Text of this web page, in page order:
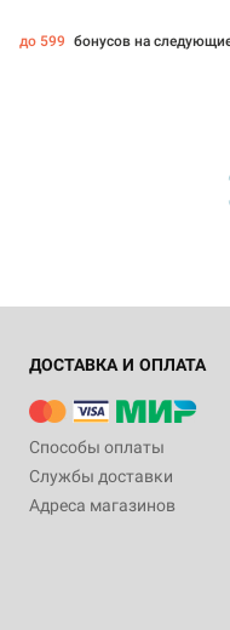
до 599 бонусов на
ДОСТАВКА И ОПЛАТА
Способы оплаты
Службы доставки
Адреса магазинов